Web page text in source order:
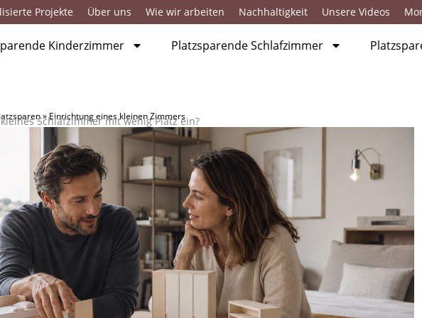
Projekte Über uns Wie wir arbeiten Nachhaltigkeit Unsere Videos
Kinderzimmer Platzsparende Schlafzimmer
»Einrichtung eines kleinen Zimmers
Schlafzimmer mit wenig Platz ein?